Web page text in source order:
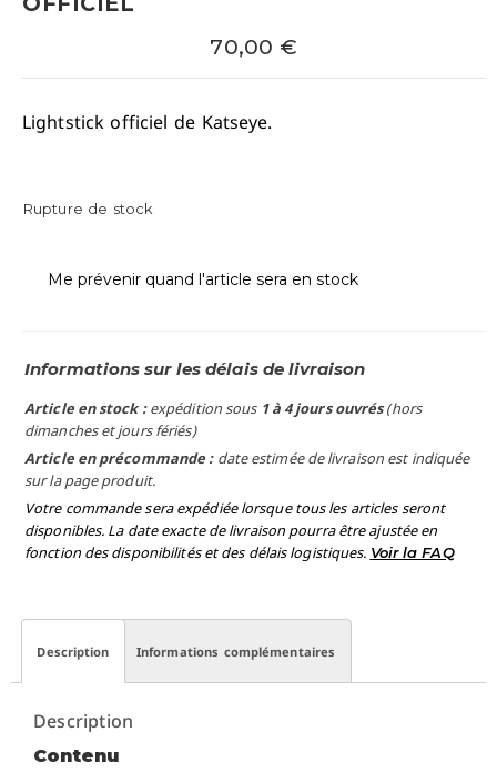
70,00 €
Lightstick officiel de Katseye.
Rupture de stock
Me prévenir quand l'article sera en stock
Informations sur les délais de livraison
Article en stock :expédition sous 1 à 4 jours ouvrés(hors
dimanches et jours fériés)
Article en précommande : date estimée de livraison est indiquée
sur la page produit.
Votre commande sera expédiée lorsque tous les articles seront
disponibles. La date exacte de livraison pourra être ajustée en
fonction des disponibilités et des délais logistiques. Voir la FAQ
Description Informations complémentaires
Description
Contenu